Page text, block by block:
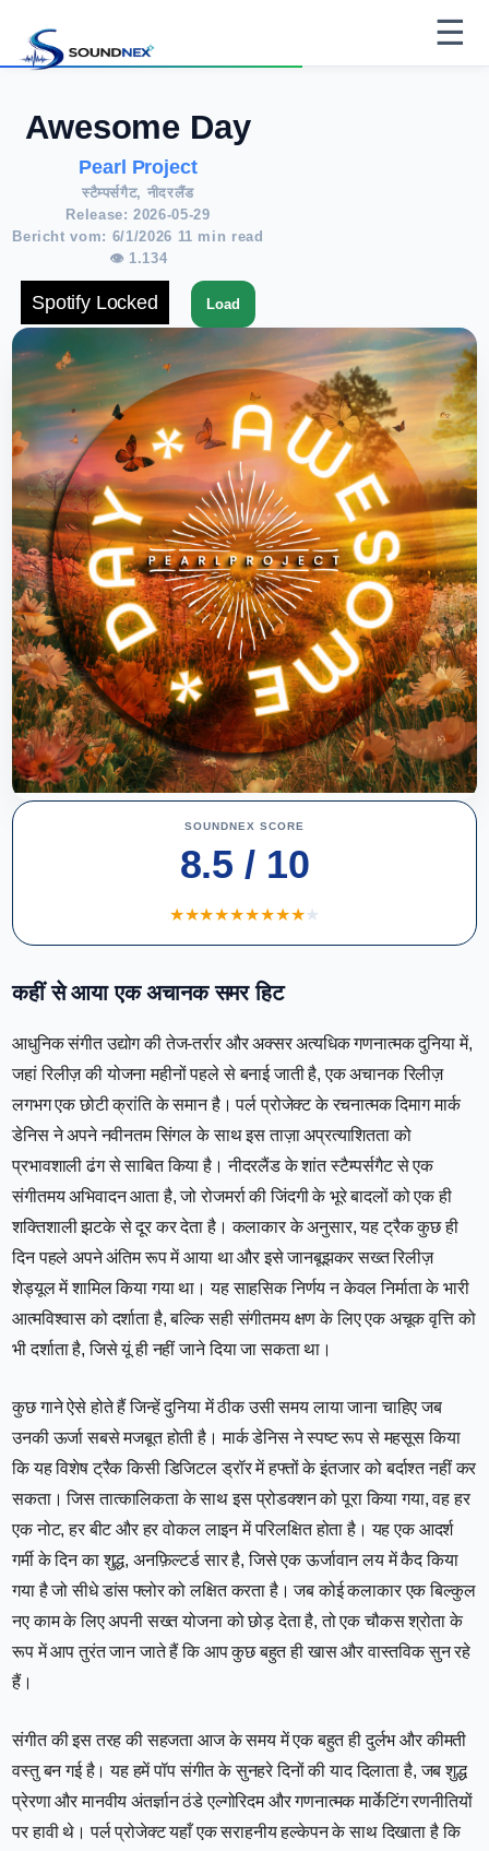
☰
SOUNDNEX SCORE
8.5 / 10
★★★★★★★★★★
Awesome Day
Pearl Project
स्टैम्पर्सगैट, नीदरलैंड
Release: 2026-05-29
Bericht vom: 6/1/2026 11 min read
👁 1.134
Spotify Locked Load
कहीं से आया एक अचानक समर हिट
आधुनिक संगीत उद्योग की तेज-तर्रार और अक्सर अत्यधिक गणनात्मक दुनिया में,
जहां रिलीज़ की योजना महीनों पहले से बनाई जाती है, एक अचानक रिलीज़
लगभग एक छोटी क्रांति के समान है। पर्ल प्रोजेक्ट के रचनात्मक दिमाग मार्क
डेनिस ने अपने नवीनतम सिंगल के साथ इस ताज़ा अप्रत्याशितता को
प्रभावशाली ढंग से साबित किया है। नीदरलैंड के शांत स्टैम्पर्सगैट से एक
संगीतमय अभिवादन आता है, जो रोजमर्रा की जिंदगी के भूरे बादलों को एक ही
शक्तिशाली झटके से दूर कर देता है। कलाकार के अनुसार, यह ट्रैक कुछ ही
दिन पहले अपने अंतिम रूप में आया था और इसे जानबूझकर सख्त रिलीज़
शेड्यूल में शामिल किया गया था। यह साहसिक निर्णय न केवल निर्माता के भारी
आत्मविश्वास को दर्शाता है, बल्कि सही संगीतमय क्षण के लिए एक अचूक वृत्ति को
भी दर्शाता है, जिसे यूं ही नहीं जाने दिया जा सकता था।
कुछ गाने ऐसे होते हैं जिन्हें दुनिया में ठीक उसी समय लाया जाना चाहिए जब
उनकी ऊर्जा सबसे मजबूत होती है। मार्क डेनिस ने स्पष्ट रूप से महसूस किया
कि यह विशेष ट्रैक किसी डिजिटल ड्रॉर में हफ्तों के इंतजार को बर्दाश्त नहीं कर
सकता। जिस तात्कालिकता के साथ इस प्रोडक्शन को पूरा किया गया, वह हर
एक नोट, हर बीट और हर वोकल लाइन में परिलक्षित होता है। यह एक आदर्श
गर्मी के दिन का शुद्ध, अनफ़िल्टर्ड सार है, जिसे एक ऊर्जावान लय में कैद किया
गया है जो सीधे डांस फ्लोर को लक्षित करता है। जब कोई कलाकार एक बिल्कुल
नए काम के लिए अपनी सख्त योजना को छोड़ देता है, तो एक चौकस श्रोता के
रूप में आप तुरंत जान जाते हैं कि आप कुछ बहुत ही खास और वास्तविक सुन रहे
हैं।
संगीत की इस तरह की सहजता आज के समय में एक बहुत ही दुर्लभ और कीमती
वस्तु बन गई है। यह हमें पॉप संगीत के सुनहरे दिनों की याद दिलाता है, जब शुद्ध
प्रेरणा और मानवीय अंतर्ज्ञान ठंडे एल्गोरिदम और गणनात्मक मार्केटिंग रणनीतियों
पर हावी थे। पर्ल प्रोजेक्ट यहाँ एक सराहनीय हल्केपन के साथ दिखाता है कि